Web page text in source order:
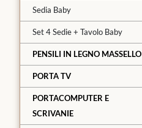
Sedia Baby
Set 4 Sedie + Tavolo Baby
PENSILI IN LEGNO MASSELLO
PORTA TV
PORTACOMPUTER E
SCRIVANIE